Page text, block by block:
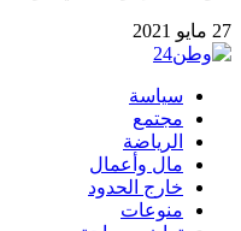
27 مايو 2021
سياسة
مجتمع
الرياضة
مال وأعمال
خارج الحدود
منوعات